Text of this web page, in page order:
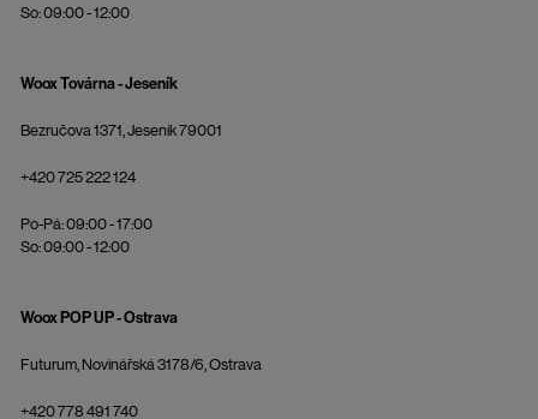
So: 09:00 - 12:00
Woox Továrna - Jeseník
Bezručova 1371, Jeseník 79001
+420 725 222 124
Po-Pá: 09:00 - 17:00
So: 09:00 - 12:00
Woox POP UP - Ostrava
Futurum, Novinářská 3178/6, Ostrava
+420 778 491 740